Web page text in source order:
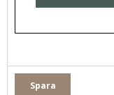
Spara